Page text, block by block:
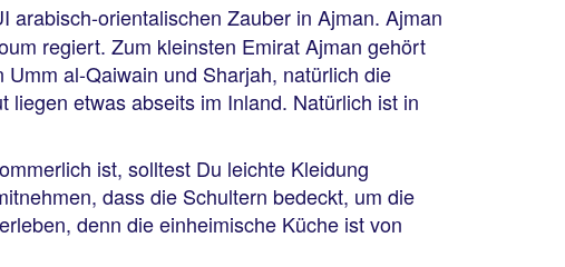
arabisch-orientalischen Zauber in Ajman. Ajman
regiert. Zum kleinsten Emirat Ajman gehört
al-Qaiwain und Sharjah, natürlich die
etwas abseits im Inland. Natürlich ist in
ist, solltest Du leichte Kleidung
dass die Schultern bedeckt, um die
denn die einheimische Küche ist von